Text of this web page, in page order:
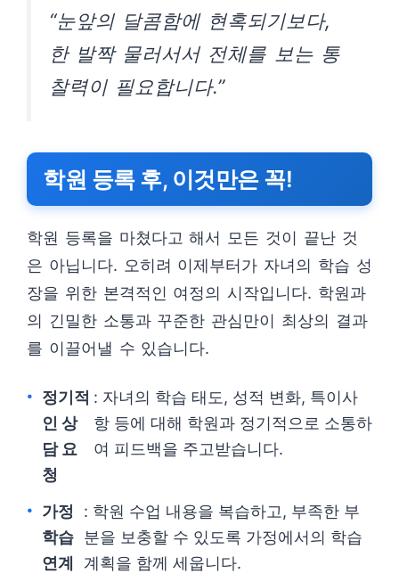
“눈앞의 달콤함에 현혹되기보다,
한 발짝 물러서서 전체를 보는 통
찰력이 필요합니다.”
학원 등록 후, 이것만은 꼭!
학원 등록을 마쳤다고 해서 모든 것이 끝난 것
은 아닙니다. 오히려 이제부터가 자녀의 학습 성
장을 위한 본격적인 여정의 시작입니다. 학원과
의 긴밀한 소통과 꾸준한 관심만이 최상의 결과
를 이끌어낼 수 있습니다.
정기적
인 상
담 요
청
: 자녀의 학습 태도, 성적 변화, 특이사
항 등에 대해 학원과 정기적으로 소통하
여 피드백을 주고받습니다.
가정
학습
연계
: 학원 수업 내용을 복습하고, 부족한 부
분을 보충할 수 있도록 가정에서의 학습
계획을 함께 세웁니다.